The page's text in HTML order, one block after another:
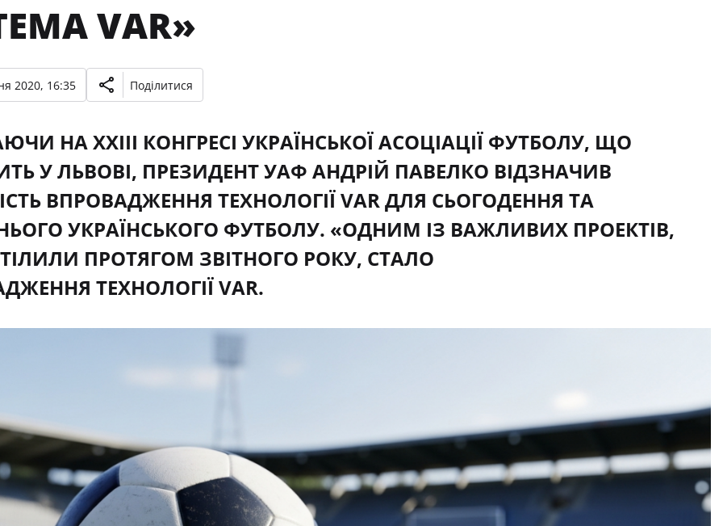
VAR»
2020, 16:35 Поділитися
НА XXIII КОНГРЕСІ УКРАЇНСЬКОЇ АСОЦІАЦІЇ ФУТБОЛУ, ЩО
У ЛЬВОВІ, ПРЕЗИДЕНТ УАФ АНДРІЙ ПАВЕЛКО ВІДЗНАЧИВ
ВПРОВАДЖЕННЯ ТЕХНОЛОГІЇ VAR ДЛЯ СЬОГОДЕННЯ ТА
УКРАЇНСЬКОГО ФУТБОЛУ. «ОДНИМ ІЗ ВАЖЛИВИХ ПРОЕКТІВ,
ПРОТЯГОМ ЗВІТНОГО РОКУ, СТАЛО
ТЕХНОЛОГІЇ VAR.